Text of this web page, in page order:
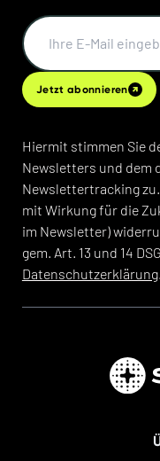
Jetzt abonnieren
Hiermit stimmen Sie
Newsletters und dem
Newslettertracking
mit Wirkung für die
im Newsletter)
gem. Art. 13 und 14
Datenschutzerklärung.